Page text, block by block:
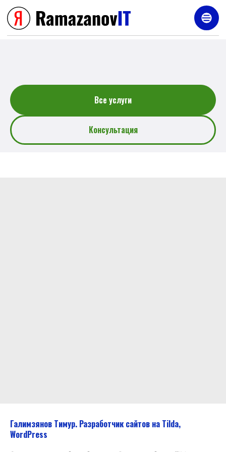
Услуги
Все услуги
Консультация
Галимзянов Тимур. Разработчик сайтов на Tilda,
WordPress
С ЭТОЙ УСЛУГОЙ СМОТРЯТ: